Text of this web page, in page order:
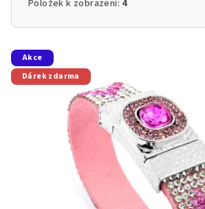
Položek k zobrazení: 4
V
ý
p
Akce
Dárek zdarma